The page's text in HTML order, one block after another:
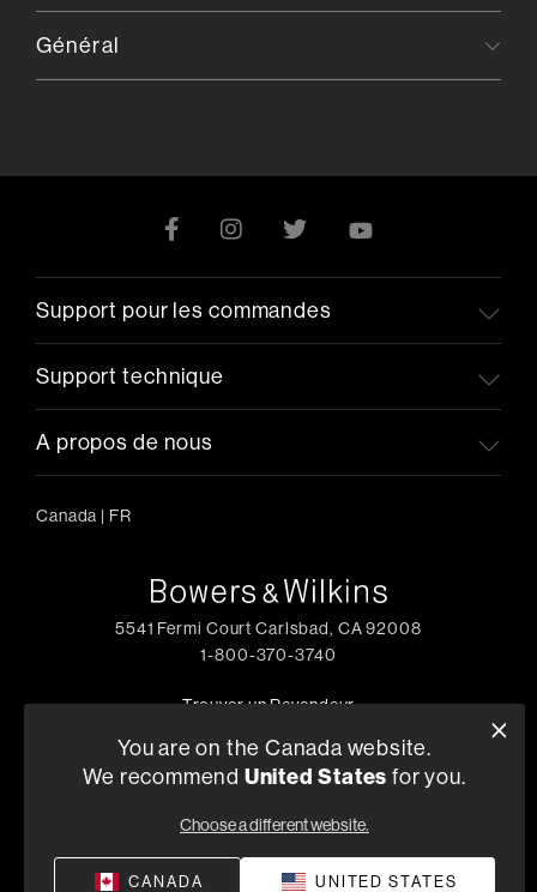
Général
Support pour les commandes
Support technique
A propos de nous
Canada | FR
5541 Fermi Court Carlsbad, CA 92008
1-800-370-3740
Trouver un Revendeur
rights reserved.
You are on the Canada website.
We recommend United States for you.
Choose a different website.
CANADA UNITED STATES